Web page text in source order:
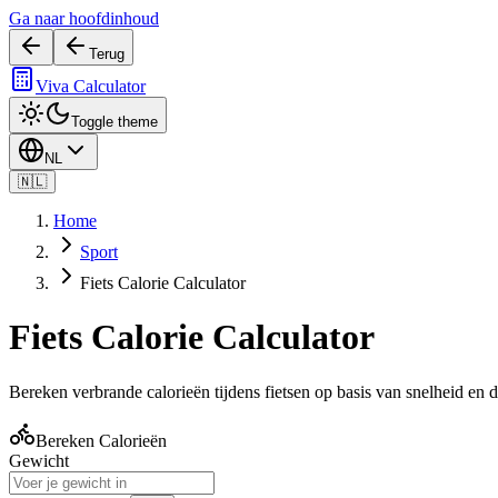
Ga naar hoofdinhoud
Terug
Viva Calculator
Toggle theme
NL
🇳🇱
Home
Sport
Fiets Calorie Calculator
Fiets Calorie Calculator
Bereken verbrande calorieën tijdens fietsen op basis van snelheid en
Bereken Calorieën
Gewicht